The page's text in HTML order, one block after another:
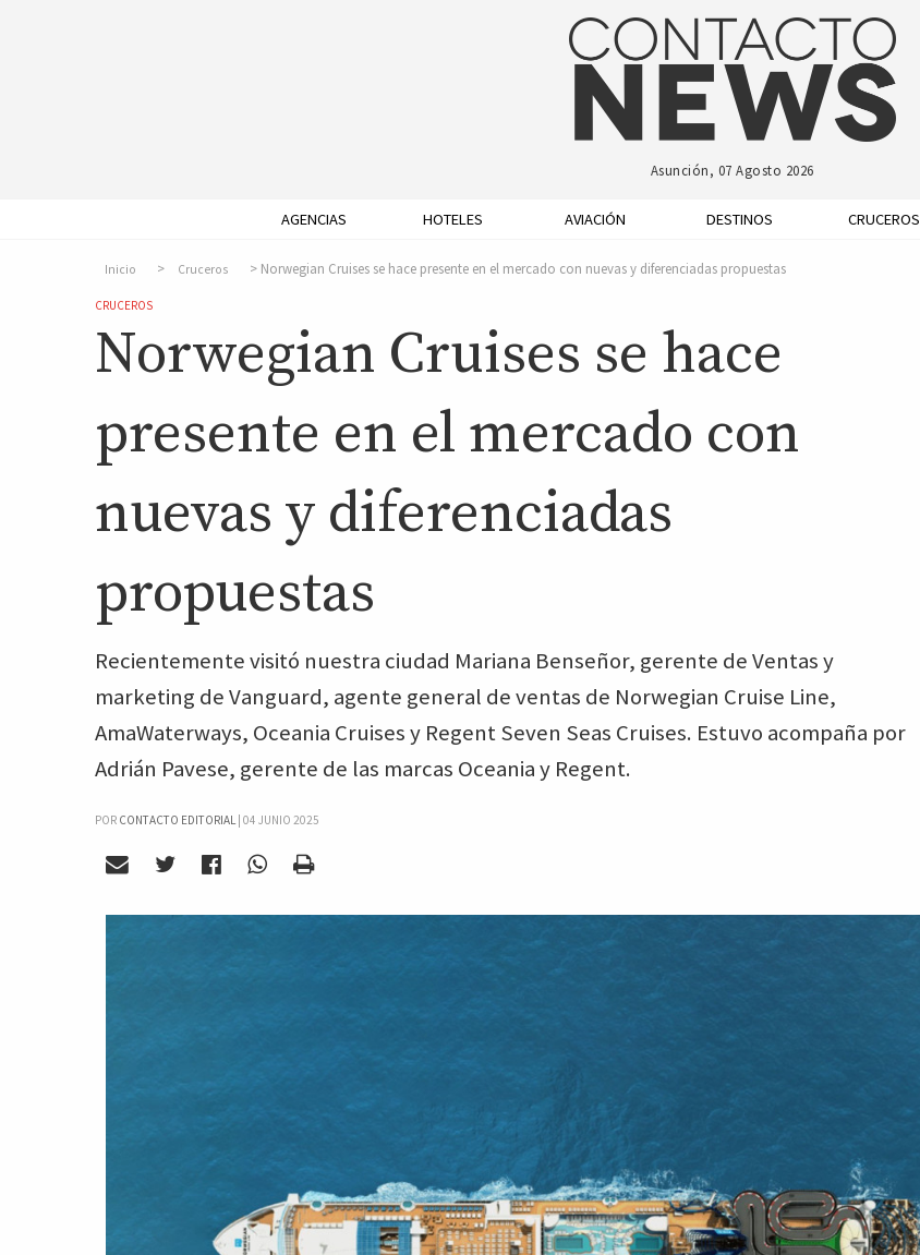
Asunción, 07 Agosto 2026
AGENCIAS HOTELES AVIACIÓN DESTINOS CRUCEROS
Inicio Cruceros Norwegian Cruises se hace presente en el mercado con nuevas y diferenciadas propuestas
CRUCEROS
Norwegian Cruises se hace
presente en el mercado con
nuevas y diferenciadas
propuestas
Recientemente visitó nuestra ciudad Mariana Benseñor, gerente de Ventas y
marketing de Vanguard, agente general de ventas de Norwegian Cruise Line,
AmaWaterways, Oceania Cruises y Regent Seven Seas Cruises. Estuvo acompaña por
Adrián Pavese, gerente de las marcas Oceania y Regent.
POR CONTACTO EDITORIAL | 04 JUNIO 2025